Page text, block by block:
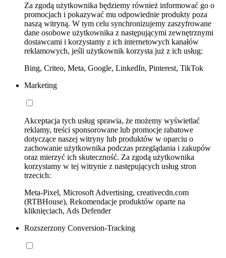
Za zgodą użytkownika będziemy również informować go o
promocjach i pokazywać mu odpowiednie produkty poza
naszą witryną. W tym celu synchronizujemy zaszyfrowane
dane osobowe użytkownika z następującymi zewnętrznymi
dostawcami i korzystamy z ich internetowych kanałów
reklamowych, jeśli użytkownik korzysta już z ich usług:
Bing, Criteo, Meta, Google, LinkedIn, Pinterest, TikTok
Marketing
Akceptacja tych usług sprawia, że możemy wyświetlać
reklamy, treści sponsorowane lub promocje rabatowe
dotyczące naszej witryny lub produktów w oparciu o
zachowanie użytkownika podczas przeglądania i zakupów
oraz mierzyć ich skuteczność. Za zgodą użytkownika
korzystamy w tej witrynie z następujących usług stron
trzecich:
Meta-Pixel, Microsoft Advertising, creativecdn.com
(RTBHouse), Rekomendacje produktów oparte na
kliknięciach, Ads Defender
Rozszerzony Conversion-Tracking